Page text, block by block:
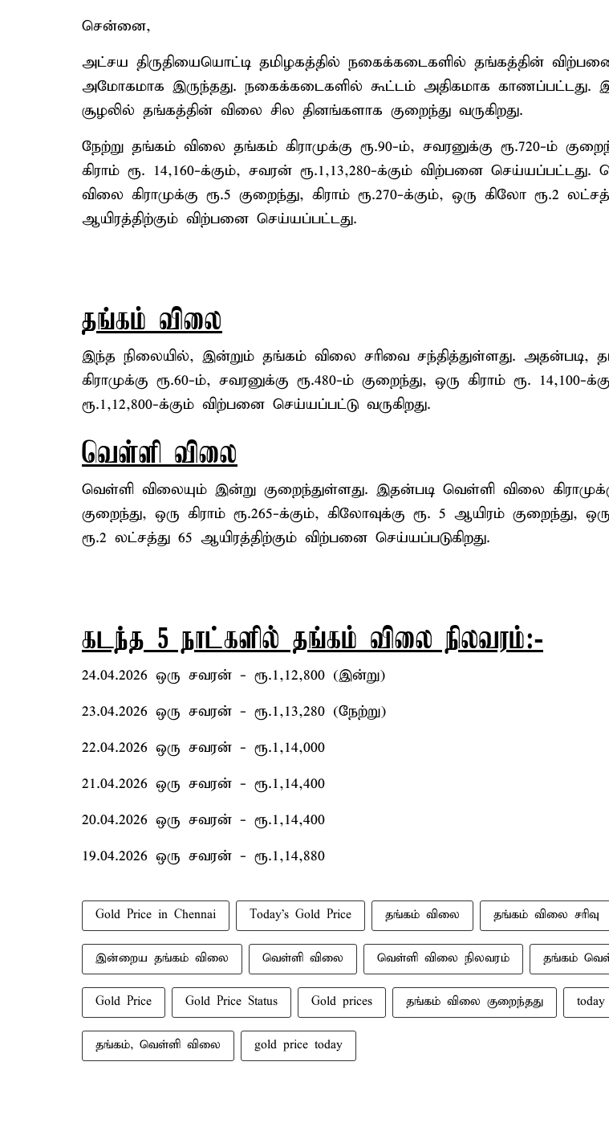
சென்னை,
அட்சய திருதியையொட்டி தமிழகத்தில் நகைக்கடைகளில் தங்கத்தின்
அமோகமாக இருந்தது. நகைக்கடைகளில் கூட்டம் அதிகமாக காணப்பட்டது.
சூழலில் தங்கத்தின் விலை சில தினங்களாக குறைந்து வருகிறது.
நேற்று தங்கம் விலை தங்கம் கிராமுக்கு ரூ.90-ம், சவரனுக்கு ரூ.720-ம்
கிராம் ரூ. 14,160-க்கும், சவரன் ரூ.1,13,280-க்கும் விற்பனை செய்யப்பட்டது.
விலை கிராமுக்கு ரூ.5 குறைந்து, கிராம் ரூ.270-க்கும், ஒரு கிலோ ரூ.2
ஆயிரத்திற்கும் விற்பனை செய்யப்பட்டது.
தங்கம் விலை
இந்த நிலையில், இன்றும் தங்கம் விலை சரிவை சந்தித்துள்ளது. அதன்படி,
கிராமுக்கு ரூ.60-ம், சவரனுக்கு ரூ.480-ம் குறைந்து, ஒரு கிராம் ரூ. 14,100-
ரூ.1,12,800-க்கும் விற்பனை செய்யப்பட்டு வருகிறது.
வெள்ளி விலை
வெள்ளி விலையும் இன்று குறைந்துள்ளது. இதன்படி வெள்ளி விலை
குறைந்து, ஒரு கிராம் ரூ.265-க்கும், கிலோவுக்கு ரூ. 5 ஆயிரம் குறைந்து,
ரூ.2 லட்சத்து 65 ஆயிரத்திற்கும் விற்பனை செய்யப்படுகிறது.
கடந்த 5 நாட்களில் தங்கம் விலை நிலவரம்:-
24.04.2026 ஒரு சவரன் - ரூ.1,12,800 (இன்று)
23.04.2026 ஒரு சவரன் - ரூ.1,13,280 (நேற்று)
22.04.2026 ஒரு சவரன் - ரூ.1,14,000
21.04.2026 ஒரு சவரன் - ரூ.1,14,400
20.04.2026 ஒரு சவரன் - ரூ.1,14,400
19.04.2026 ஒரு சவரன் - ரூ.1,14,880
Gold Price in Chennai Today's Gold Price தங்கம் விலை தங்கம் விலை சரிவு
இன்றைய தங்கம் விலை வெள்ளி விலை வெள்ளி விலை நிலவரம் தங்கம்
Gold Price Gold Price Status Gold prices தங்கம் விலை குறைந்தது
தங்கம், வெள்ளி விலை gold price today